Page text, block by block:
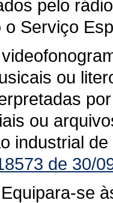
pelo
Serviço
ou
ou
industrial
de 30/
Equipara-se